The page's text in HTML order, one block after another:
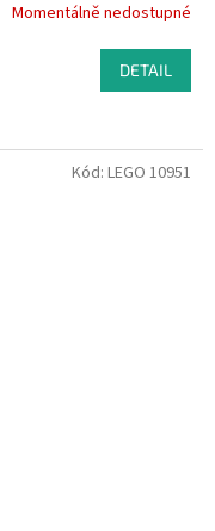
Momentálně nedostupné
DETAIL
Kód: LEGO 10951